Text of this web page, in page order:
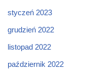
styczeń 2023
grudzień 2022
listopad 2022
październik 2022